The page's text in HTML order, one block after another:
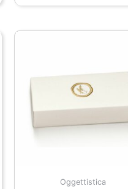
Oggettistica